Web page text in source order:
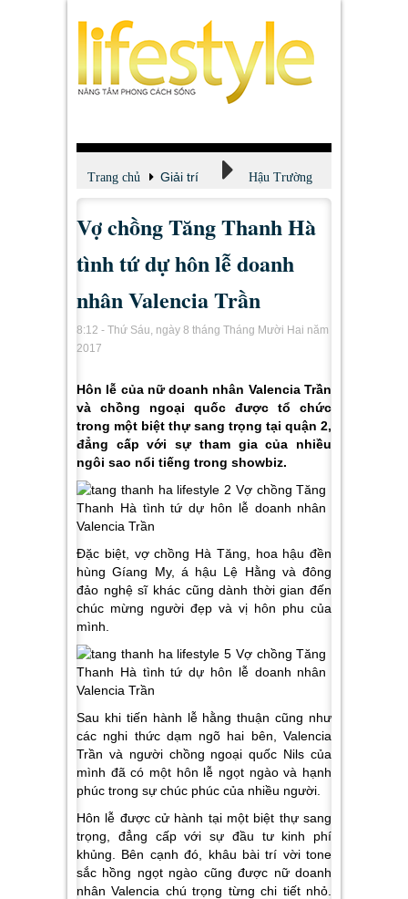
Trang chủ Giải trí Hậu Trường
Vợ chồng Tăng Thanh Hà
tình tứ dự hôn lễ doanh
nhân Valencia Trần
8:12 - Thứ Sáu, ngày 8 tháng Tháng Mười Hai năm
2017
Hôn lễ của nữ doanh nhân Valencia Trần
và chồng ngoại quốc được tổ chức
trong một biệt thự sang trọng tại quận 2,
đẳng cấp với sự tham gia của nhiều
ngôi sao nổi tiếng trong showbiz.
Đặc biệt, vợ chồng Hà Tăng, hoa hậu đền
hùng Gíang My, á hậu Lệ Hằng và đông
đảo nghệ sĩ khác cũng dành thời gian đến
chúc mừng người đẹp và vị hôn phu của
mình.
Sau khi tiến hành lễ hằng thuận cũng như
các nghi thức dạm ngõ hai bên, Valencia
Trần và người chồng ngoại quốc Nils của
mình đã có một hôn lễ ngọt ngào và hạnh
phúc trong sự chúc phúc của nhiều người.
Hôn lễ được cử hành tại một biệt thự sang
trọng, đẳng cấp với sự đầu tư kinh phí
khủng. Bên cạnh đó, khâu bài trí vời tone
sắc hồng ngọt ngào cũng được nữ doanh
nhân Valencia chú trọng từng chi tiết nhỏ.